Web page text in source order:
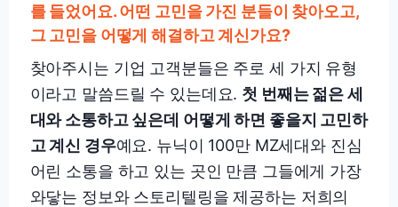
를 들었어요. 어떤 고민을 가진 분들이 찾아오고,
그 고민을 어떻게 해결하고 계신가요?
찾아주시는 기업 고객분들은 주로 세 가지 유형
이라고 말씀드릴 수 있는데요. 첫 번째는 젊은 세
대와 소통하고 싶은데 어떻게 하면 좋을지 고민하
고 계신 경우예요. 뉴닉이 100만 MZ세대와 진심
어린 소통을 하고 있는 곳인 만큼 그들에게 가장
와닿는 정보와 스토리텔링을 제공하는 저희의